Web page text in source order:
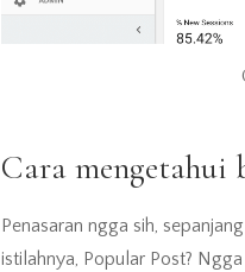
Cara mengetahui
Penasaran ngga sih,
istilahnya, Popular Post?